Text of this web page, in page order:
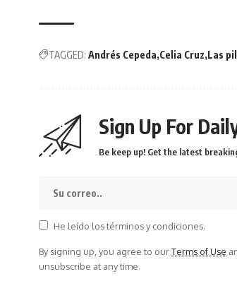
TAGGED: Andrés Cepeda Celia Cruz Las
Sign Up For
Be keep up! Get the latest
He leído los términos y condiciones.
By signing up, you agree to ourTerms of Use
unsubscribe at any time.